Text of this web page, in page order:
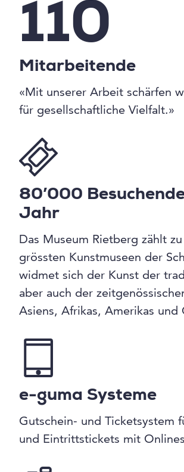
110
Mitarbeitende
«Mit unserer Arbeit schärfen
für gesellschaftliche Vielfalt.»
80’000
Jahr
Das Museum Rietberg zählt
grössten Kunstmuseen der
widmet sich der Kunst der
aber auch der
Asiens, Afrikas, Amerikas und
e-guma Systeme
Gutschein- und Ticketsystem
und Eintrittstickets mit